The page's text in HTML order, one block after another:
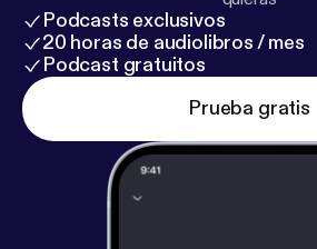
Podcasts exclusivos
20 horas de audiolibros / mes
Podcast gratuitos
Prueba gratis